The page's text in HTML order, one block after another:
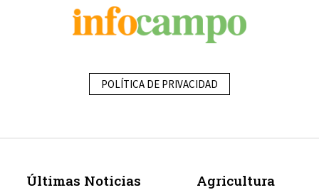
POLÍTICA DE PRIVACIDAD
Últimas Noticias
Agricultura